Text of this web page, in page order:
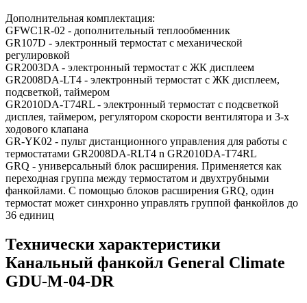
Дополнительная комплектация:
GFWC1R-02 - дополнительный теплообменник
GR107D - электронный термостат с механической
регулировкой
GR2003DA - электронный термостат с ЖК дисплеем
GR2008DA-LT4 - электронный термостат с ЖК дисплеем,
подсветкой, таймером
GR2010DA-T74RL - электронный термостат с подсветкой
дисплея, таймером, регулятором скорости вентилятора и 3-х
ходового клапана
GR-YK02 - пульт дистанционного управления для работы с
термостатами GR2008DA-RLT4 n GR2010DA-T74RL
GRQ - универсальный блок расширения. Применяется как
переходная группа между термостатом и двухтрубными
фанкойлами. С помощью блоков расширения GRQ, один
термостат может синхронно управлять группой фанкойлов до
36 единиц
Технически характеристики
Канальный фанкойл General Climate
GDU-M-04-DR